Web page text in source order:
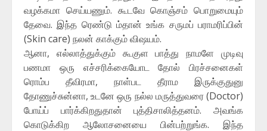
வழக்கமா செய்யணும். கூடவே கொஞ்சம் பொறுமையும்
தேவை. இந்த ரெண்டு ம்தான் உங்க சருமப் பராமரிப்பின்
(Skin care) நலன் காக்கும் விஷயம்.
ஆனா, எல்லாத்துக்கும் கூகுள பாத்து நாமளே முடிவு
பணமா ஒரு எச்சரிக்கையோட தோல் பிரச்சனைகள்
ரொம்ப தீவிரமா, நாள்பட தீராம இருக்குதுனு
தோணுச்சுன்னா, உடனே ஒரு நல்ல மருத்துவரை (Doctor)
போய்ப் பார்க்கிறதுதான் புத்திசாலித்தனம். அவங்க
கொடுக்கிற ஆலோசனையை பின்பற்றுங்க. இந்த